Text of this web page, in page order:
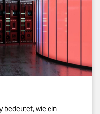
bedeutet, wie ein